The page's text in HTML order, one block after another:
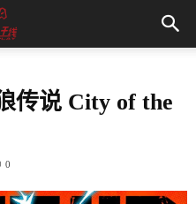
传说 City of the
0